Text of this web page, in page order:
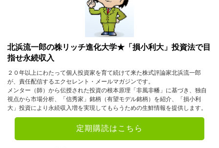
北浜流一郎の株リッチ進化大学★「損小利大」投資法で目
指せ永続収入
２０年以上にわたって個人投資家を育て続けて来た株式評論家北浜流一郎
が、責任配信するエクセレント・メールマガジンです。
メンター（師）から伝授された投資の根本原理「非風非幡」に基づき、独自
視点から市場分析、「信秀家」銘柄（有望モデル銘柄）を紹介、「損小利
大」投資により永続収入増を実現してもらうための生鮮情報を提供します。
定期購読はこちら
2月
4月 5月 6月
7月
10月 11月 12月
2022年
4月 5月 6月